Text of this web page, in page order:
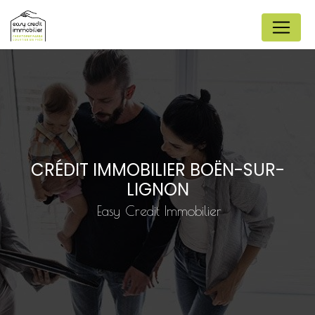
CRÉDIT IMMOBILIER BOËN-SUR-
LIGNON
Easy Credit Immobilier
Panneau de gestion des cookies